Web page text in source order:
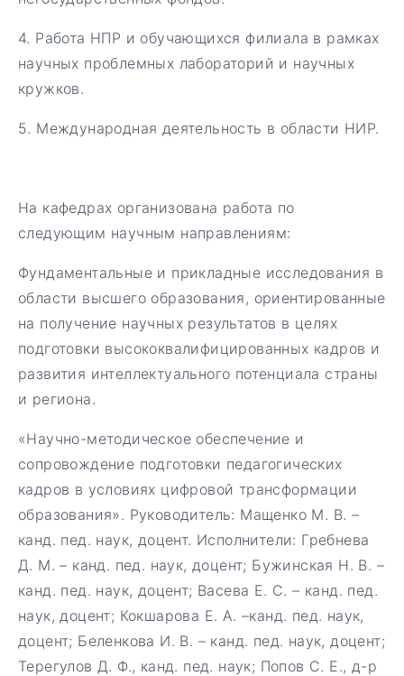
4. Работа НПР и обучающихся филиала в рамках
научных проблемных лабораторий и научных
кружков.
5. Международная деятельность в области НИР.
На кафедрах организована работа по
следующим научным направлениям:
Фундаментальные и прикладные исследования в
области высшего образования, ориентированные
на получение научных результатов в целях
подготовки высококвалифицированных кадров и
развития интеллектуального потенциала страны
и региона.
«Научно-методическое обеспечение и
сопровождение подготовки педагогических
кадров в условиях цифровой трансформации
образования». Руководитель: Мащенко М. В. –
канд. пед. наук, доцент. Исполнители: Гребнева
Д. М. – канд. пед. наук, доцент; Бужинская Н. В. –
канд. пед. наук, доцент; Васева Е. С. – канд. пед.
наук, доцент; Кокшарова Е. А. –канд. пед. наук,
доцент; Беленкова И. В. – канд. пед. наук, доцент;
Терегулов Д. Ф., канд. пед. наук; Попов С. Е., д-р